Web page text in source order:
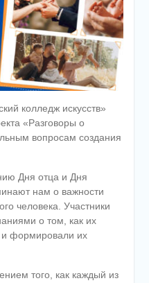
колледж искусств»
«Разговоры о
вопросам создания
Дня отца и Дня
нам о важности
человека. Участники
о том, как их
и формировали их
того, как каждый из